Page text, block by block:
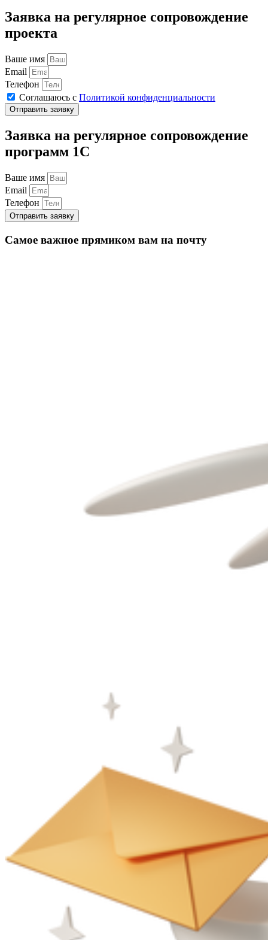
Заявка на регулярное сопровождение
проекта
Ваше имя
Email
Телефон
Соглашаюсь с Политикой конфиденциальности
Отправить заявку
Заявка на регулярное сопровождение
программ 1С
Ваше имя
Email
Телефон
Отправить заявку
Самое важное прямиком вам на почту